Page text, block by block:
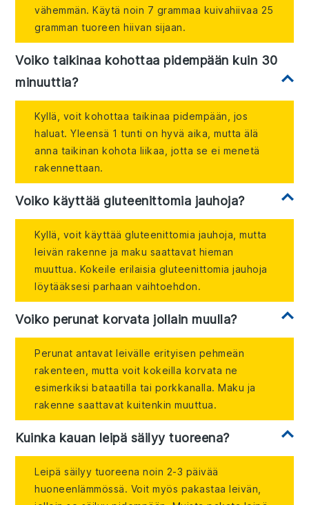
vähemmän. Käytä noin 7 grammaa kuivahiivaa 25
gramman tuoreen hiivan sijaan.
Voiko taikinaa kohottaa pidempään kuin 30
minuuttia?
Kyllä, voit kohottaa taikinaa pidempään, jos
haluat. Yleensä 1 tunti on hyvä aika, mutta älä
anna taikinan kohota liikaa, jotta se ei menetä
rakennettaan.
Voiko käyttää gluteenittomia jauhoja?
Kyllä, voit käyttää gluteenittomia jauhoja, mutta
leivän rakenne ja maku saattavat hieman
muuttua. Kokeile erilaisia gluteenittomia jauhoja
löytääksesi parhaan vaihtoehdon.
Voiko perunat korvata jollain muulla?
Perunat antavat leivälle erityisen pehmeän
rakenteen, mutta voit kokeilla korvata ne
esimerkiksi bataatilla tai porkkanalla. Maku ja
rakenne saattavat kuitenkin muuttua.
Kuinka kauan leipä säilyy tuoreena?
Leipä säilyy tuoreena noin 2-3 päivää
huoneenlämmössä. Voit myös pakastaa leivän,